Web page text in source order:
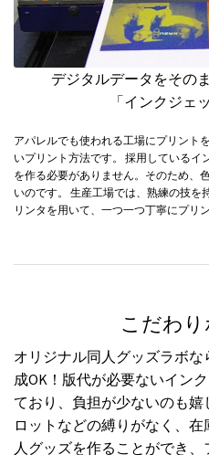
デジタルデータをその
「インクジェ
アパレルでも使われる工場にプリント
いプリント方法です。 採用しているイ
を作る必要がありません。そのため、
いのです。 生産工場では、熟練の技
リンタを用いて、一つ一つ丁寧にプリ
こだわり
オリジナル同人グッズラボ
成OK！版代が必要ないイン
ており、負担が少ないのも
ロットなどの縛りがなく、
人グッズを作ることができ